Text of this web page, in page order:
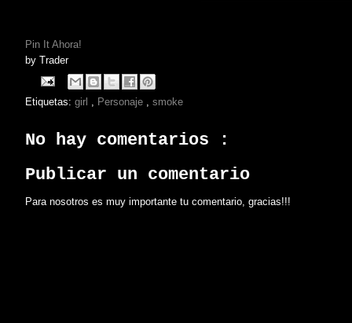
Pin It Ahora!
by Trader
Etiquetas: girl Personaje smoke
No hay comentarios :
Publicar un comentario
Para nosotros es muy importante tu comentario, gracias!!!